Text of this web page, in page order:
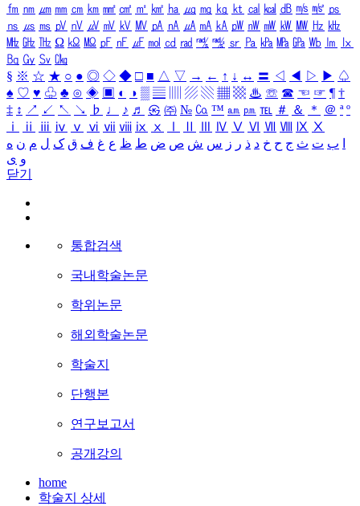
㎙ ㎚ ㎛ ㎜ ㎝ ㎞ ㎟ ㎠ ㎡ ㎢ ㏊ ㎍ ㎎ ㎏ ㏏ ㎈ ㎉ ㏈ ㎧ ㎨ ㎰
㎱ ㎲ ㎳ ㎴ ㎵ ㎶ ㎷ ㎸ ㎹ ㎀ ㎁ ㎂ ㎃ ㎄ ㎺ ㎻ ㎽ ㎾ ㎿ ㎐ ㎑
㎒ ㎓ ㎔ Ω ㏀ ㏁ ㎊ ㎋ ㎌ ㏖ ㏅ ㎭ ㎮ ㎯ ㏛ ㎩ ㎪ ㎫ ㎬ ㏝ ㏐
㏓
㏃ ㏉ ㏜ ㏆
§ ※ ☆ ★ ○ ● ◎ ◇ ◆ □ ■ △ ▽ → ← ↑ ↓ ↔ 〓 ◁ ◀ ▷ ▶ ♤
♠ ♡ ♥ ♧ ♣ ⊙ ◈ ▣ ◐ ◑ ▒ ▤ ▨ ▧ ▦ ▩ ♨ ☏ ☎ ☜ ☞ ¶ †
‡ ↕ ↗ ↙ ↖ ↘ ♭ ♩ ♪ ♬ ㉿ ㈜ № ㏇ ™ ㏂ ㏘ ℡ ＃ ＆ ＊ ＠ ª º
ⅰ
ⅱ ⅲ ⅳ ⅴ ⅵ ⅶ ⅷ ⅸ ⅹ Ⅳ Ⅴ Ⅵ Ⅶ Ⅷ Ⅸ Ⅹ
ب ت ث ج ح خ د ذ ر ز س ش ص ض ط ظ ع غ ف ق ک ل م ن ه
و ی
닫기
통합검색
국내학술논문
학위논문
해외학술논문
학술지
단행본
연구보고서
공개강의
home
학술지 상세